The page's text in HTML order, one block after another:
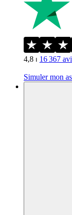
4,8 ⏐ 16 367
Simuler mon